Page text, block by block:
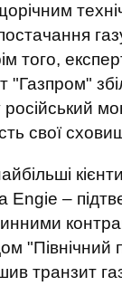
того,
"Газпром"
свої
Engie –
"Північний
транзит